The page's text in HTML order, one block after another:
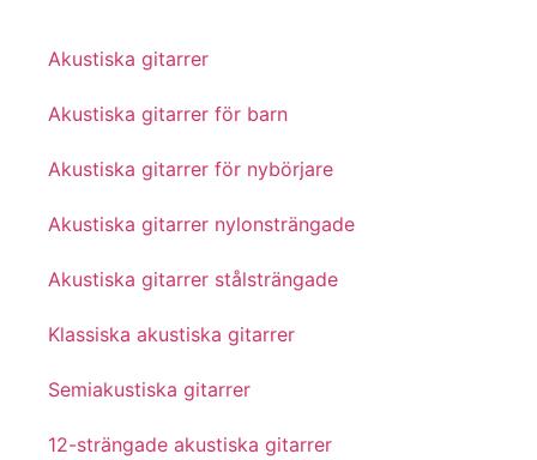
Akustiska gitarrer
Akustiska gitarrer för barn
Akustiska gitarrer för nybörjare
Akustiska gitarrer nylonsträngade
Akustiska gitarrer stålsträngade
Klassiska akustiska gitarrer
Semiakustiska gitarrer
12-strängade akustiska gitarrer